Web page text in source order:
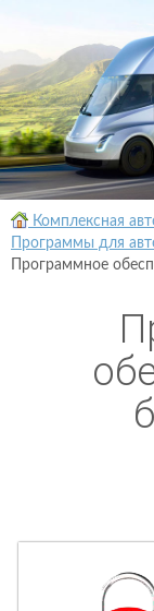
Комплексная
Программы для
Программное